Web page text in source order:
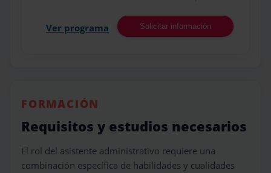
Ver programa Solicitar información
FORMACIÓN
Requisitos y estudios necesarios
El rol del asistente administrativo requiere una
combinación específica de habilidades y cualidades